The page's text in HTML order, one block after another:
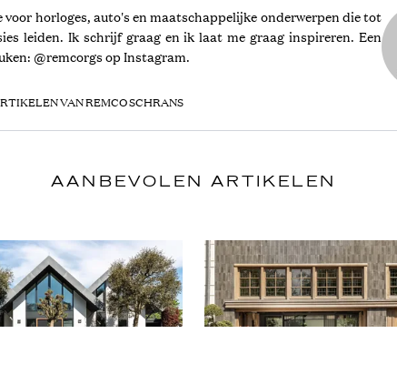
voor horloges, auto's en maatschappelijke onderwerpen die tot
leiden. Ik schrijf graag en ik laat me graag inspireren. Een
@remcorgs op Instagram.
VAN REMCO SCHRANS
AANBEVOLEN ARTIKELEN